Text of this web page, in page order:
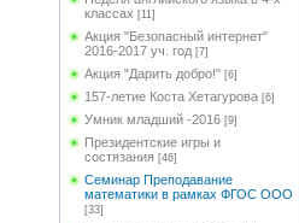
классах [11]
Акция "Безопасный интернет"
2016-2017 уч. год [7]
Акция "Дарить добро!" [6]
157-летие Коста Хетагурова [6]
Умник младший -2016 [9]
Президентские игры и
состязания [46]
Семинар Преподавание
математики в рамках ФГОС ООО
[33]